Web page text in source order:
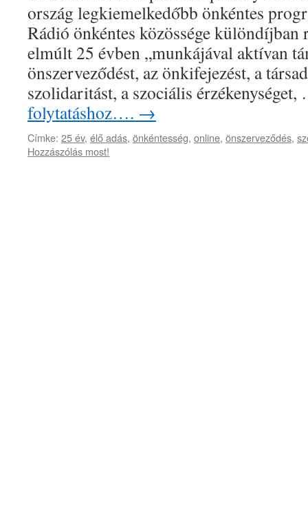
ország legkiemelkedőbb önkéntes
Rádió önkéntes közössége különdíjban
elmúlt 25 évben „munkájával aktívan
önszerveződést, az önkifejezést, a
szolidaritást, a szociális
folytatáshoz…. →
Címke: 25 év, élő adás, önkéntesség, online, önszerveződés,
Hozzászólás most!